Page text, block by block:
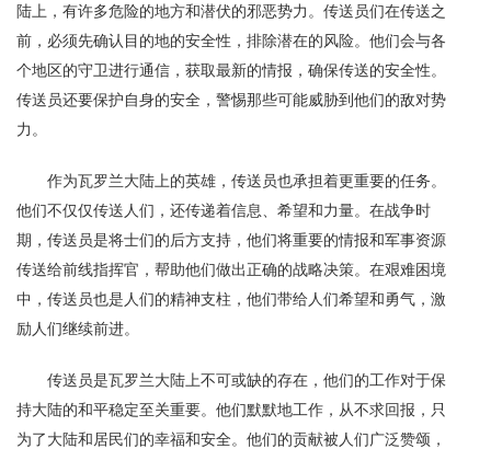
陆上，有许多危险的地方和潜伏的邪恶势力。传送员们在传送之
前，必须先确认目的地的安全性，排除潜在的风险。他们会与各
个地区的守卫进行通信，获取最新的情报，确保传送的安全性。
传送员还要保护自身的安全，警惕那些可能威胁到他们的敌对势
力。
作为瓦罗兰大陆上的英雄，传送员也承担着更重要的任务。
他们不仅仅传送人们，还传递着信息、希望和力量。在战争时
期，传送员是将士们的后方支持，他们将重要的情报和军事资源
传送给前线指挥官，帮助他们做出正确的战略决策。在艰难困境
中，传送员也是人们的精神支柱，他们带给人们希望和勇气，激
励人们继续前进。
传送员是瓦罗兰大陆上不可或缺的存在，他们的工作对于保
持大陆的和平稳定至关重要。他们默默地工作，从不求回报，只
为了大陆和居民们的幸福和安全。他们的贡献被人们广泛赞颂，